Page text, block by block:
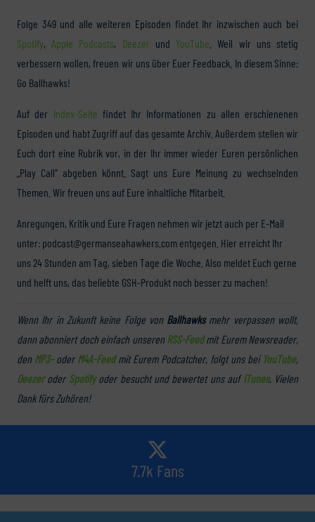
Folge 349 und alle weiteren Episoden findet Ihr inzwischen auch bei
Spotify,Apple Podcasts, Deezer und YouTube . Weil wir uns stetig
verbessern wollen, freuen wir uns über Euer Feedback. In diesem Sinne:
Go Ballhawks!
Auf der Index-Seite findet Ihr Informationen zu allen erschienenen
Episoden und habt Zugriff auf das gesamte Archiv. Außerdem stellen wir
Euch dort eine Rubrik vor, in der Ihr immer wieder Euren persönlichen
„Play Call“ abgeben könnt. Sagt uns Eure Meinung zu wechselnden
Themen. Wir freuen uns auf Eure inhaltliche Mitarbeit.
Anregungen, Kritik und Eure Fragen nehmen wir jetzt auch per E-Mail
unter: podcast@germanseahawkers.com entgegen. Hier erreicht Ihr
uns 24 Stunden am Tag, sieben Tage die Woche. Also meldet Euch gerne
und helft uns, das beliebte GSH-Produkt noch besser zu machen!
Wenn Ihr in Zukunft keine Folge von Ballhawksmehr verpassen wollt,
dann abonniert doch einfach unserenRSS-Feedmit Eurem Newsreader,
den MP3-oder M4A-Feedmit Eurem Podcatcher, folgt uns bei YouTube,
Deezeroder Spotifyoder besucht und bewertet uns aufiTunes. Vielen
Dank fürs Zuhören!
7.7k Fans